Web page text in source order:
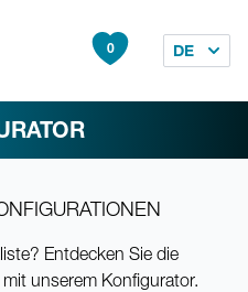
0 DE
Entdecken Sie die
unserem Konfigurator.